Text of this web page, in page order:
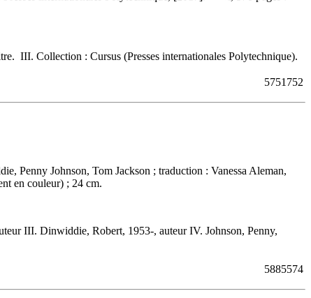
III. Collection : Cursus (Presses internationales Polytechnique).
5751752
Penny Johnson, Tom Jackson ; traduction : Vanessa Aleman,
en couleur) ; 24 cm.
III. Dinwiddie, Robert, 1953-, auteur IV. Johnson, Penny,
5885574